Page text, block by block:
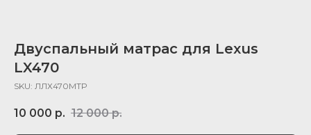
Двуспальный матрас для Lexus
LX470
SKU: ЛЛХ470МТР
10 000 р. 12 000 р.